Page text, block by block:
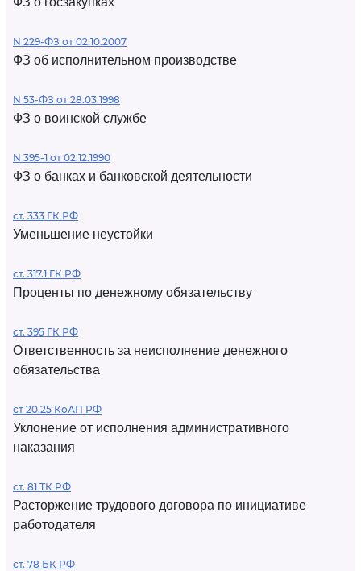
N 229-ФЗ от 02.10.2007
ФЗ об исполнительном производстве
N 53-ФЗ от 28.03.1998
ФЗ о воинской службе
N 395-1 от 02.12.1990
ФЗ о банках и банковской деятельности
ст. 333 ГК РФ
Уменьшение неустойки
ст. 317.1 ГК РФ
Проценты по денежному обязательству
ст. 395 ГК РФ
Ответственность за неисполнение денежного
обязательства
ст 20.25 КоАП РФ
Уклонение от исполнения административного
наказания
ст. 81 ТК РФ
Расторжение трудового договора по инициативе
работодателя
ст. 78 БК РФ